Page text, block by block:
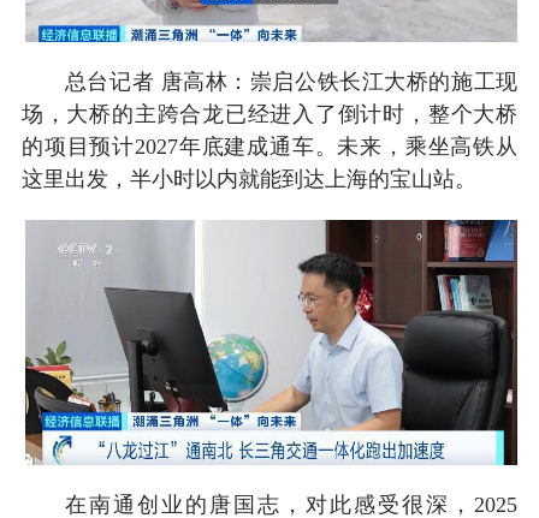
总台记者 唐高林：崇启公铁长江大桥的施工现
场，大桥的主跨合龙已经进入了倒计时，整个大桥
的项目预计2027年底建成通车。未来，乘坐高铁从
这里出发，半小时以内就能到达上海的宝山站。
在南通创业的唐国志，对此感受很深，2025